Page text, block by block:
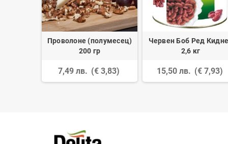
Проволоне (полумесец)
200 гр
7,49 лв. (€ 3,83)
Червен Боб Ред
2,6 кг
15,50 лв. (€ 7,93)